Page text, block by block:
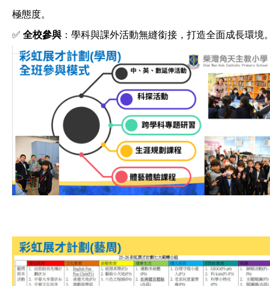
極態度。
✅ 全校參與 ：學科與課外活動無縫銜接，打造全面成長環境